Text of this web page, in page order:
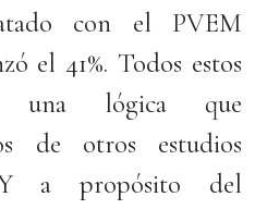
con el PVEM
el 41%. Todos estos
una lógica que
de otros estudios
Y a propósito del